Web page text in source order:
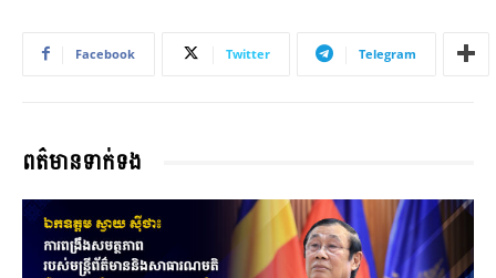
Facebook Twitter Telegram
ពត៌មានទាក់ទង